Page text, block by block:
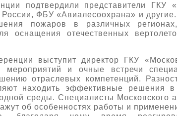
подтвердили представители ГКУ
ФБУ «Авиалесоохрана» и
пожаров в различных
оснащения отечественных
выступит директор ГКУ
мероприятий и очные встречи
отраслевых компетенций.
находить эффективные решения в
среды. Специалисты Московского
об особенностях работы и